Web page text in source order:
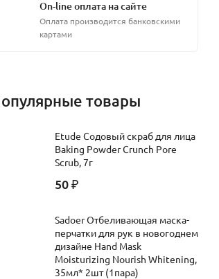
On-line оплата на сайте
Оплата производится банковскими
картами
товары
Etude Содовый скраб для лица
Baking Powder Crunch Pore
Scrub, 7г
50 ₽
Sadoer Отбеливающая маска-
перчатки для рук в новогоднем
дизайне Hand Mask
Moisturizing Nourish Whitening,
35мл* 2шт (1пара)